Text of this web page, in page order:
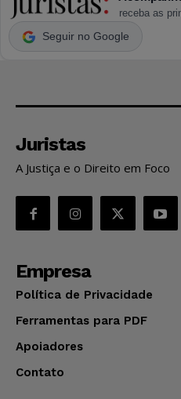
receba as
Seguir no Google
Juristas
A Justiça e o Direito em Foco
Empresa
Política de Privacidade
Ferramentas para PDF
Apoiadores
Contato